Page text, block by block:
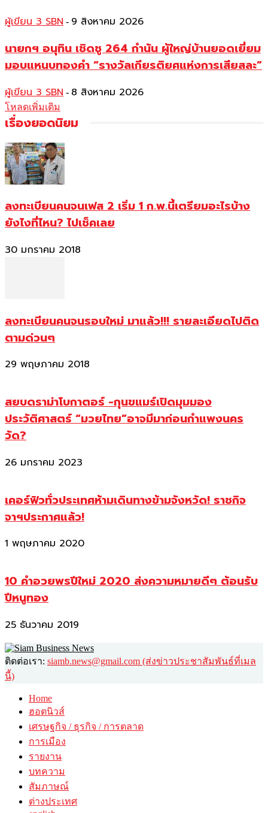
ผู้เขียน 3 SBN - 9 สิงหาคม 2026
นายกฯ อนุทิน เชิดชู 264 กำนัน ผู้ใหญ่บ้านยอดเยี่ยม
มอบแหนบทองคำ “รางวัลเกียรติยศแห่งการเสียสละ”
ผู้เขียน 3 SBN - 8 สิงหาคม 2026
โหลดเพิ่มเติม
เรื่องยอดนิยม
ลงทะเบียนคนจนเฟส 2 เริ่ม 1 ก.พ.นี้เตรียมอะไรบ้าง
ยังไงที่ไหน? ไปเช็คเลย
30 มกราคม 2018
ลงทะเบียนคนจนรอบใหม่ มาแล้ว!!! รายละเอียดไปติด
ตามด่วนๆ
29 พฤษภาคม 2018
สยบดราม่าโบกาตอร์ -กุนขแมร์เปิดมุมมอง
ประวัติศาสตร์ “มวยไทย”อาจมีมาก่อนกำแพงนคร
วัด?
26 มกราคม 2023
เคอร์ฟิวทั่วประเทศห้ามเดินทางข้ามจังหวัด! ราชกิจ
จาฯประกาศแล้ว!
1 พฤษภาคม 2020
10 คำอวยพรปีใหม่ 2020 ส่งความหมายดีๆ ต้อนรับ
ปีหนูทอง
25 ธันวาคม 2019
ติดต่อเรา: siamb.news@gmail.com (ส่งข่าวประชาสัมพันธ์ที่เมล
นี้)
Home
ฮอตนิวส์
เศรษฐกิจ / ธุรกิจ / การตลาด
การเมือง
รายงาน
บทความ
สัมภาษณ์
ต่างประเทศ